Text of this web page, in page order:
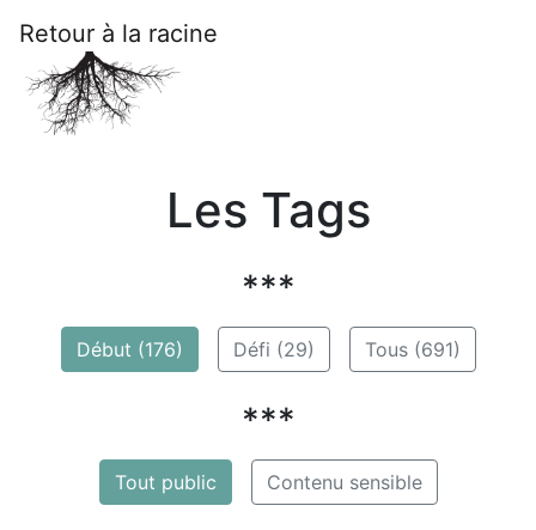
Retour à la racine
Les Tags
***
Début (176) Défi (29) Tous (691)
***
Tout public Contenu sensible